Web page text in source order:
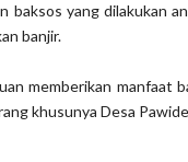
baksos yang dilakukan
banjir.
memberikan manfaat
khusunya Desa